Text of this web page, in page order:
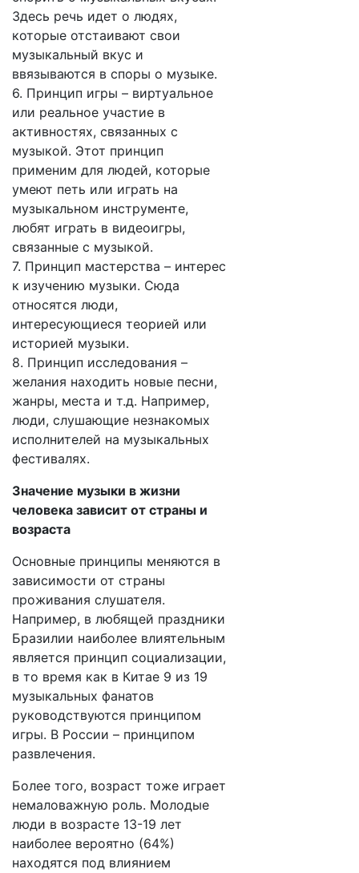
Здесь речь идет о людях,
которые отстаивают свои
музыкальный вкус и
ввязываются в споры о музыке.
6. Принцип игры – виртуальное
или реальное участие в
активностях, связанных с
музыкой. Этот принцип
применим для людей, которые
умеют петь или играть на
музыкальном инструменте,
любят играть в видеоигры,
связанные с музыкой.
7. Принцип мастерства – интерес
к изучению музыки. Сюда
относятся люди,
интересующиеся теорией или
историей музыки.
8. Принцип исследования –
желания находить новые песни,
жанры, места и т.д. Например,
люди, слушающие незнакомых
исполнителей на музыкальных
фестивалях.
Значение музыки в жизни
человека зависит от страны и
возраста
Основные принципы меняются в
зависимости от страны
проживания слушателя.
Например, в любящей праздники
Бразилии наиболее влиятельным
является принцип социализации,
в то время как в Китае 9 из 19
музыкальных фанатов
руководствуются принципом
игры. В России – принципом
развлечения.
Более того, возраст тоже играет
немаловажную роль. Молодые
люди в возрасте 13-19 лет
наиболее вероятно (64%)
находятся под влиянием